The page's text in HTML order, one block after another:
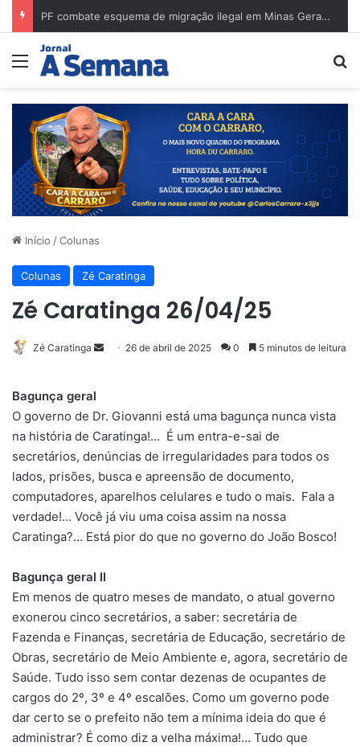
PF combate esquema de migração ilegal em Minas Gerais e cumpre mandados na região de Governador Valadares
Menu
Início /Colunas
Colunas Zé Caratinga
Zé Caratinga 26/04/25
Zé Caratinga
Mande26 de abril de 2025 0 5 minutos de leitura
Bagunça geral
O governo de Dr. Giovanni está uma bagunça nunca vista
na história de Caratinga!… É um entra-e-sai de
secretários, denúncias de irregularidades para todos os
lados, prisões, busca e apreensão de documento,
computadores, aparelhos celulares e tudo o mais. Fala a
verdade!… Você já viu uma coisa assim na nossa
Caratinga?… Está pior do que no governo do João Bosco!
Bagunça geral II
Em menos de quatro meses de mandato, o atual governo
exonerou cinco secretários, a saber: secretária de
Fazenda e Finanças, secretária de Educação, secretário de
Obras, secretário de Meio Ambiente e, agora, secretário de
Saúde. Tudo isso sem contar dezenas de ocupantes de
cargos do 2º, 3º e 4º escalões. Como um governo pode
dar certo se o prefeito não tem a mínima ideia do que é
administrar? É como diz a velha máxima!… Tudo que